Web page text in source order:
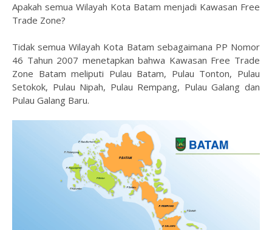
Apakah semua Wilayah Kota Batam menjadi Kawasan Free
Trade Zone?
Tidak semua Wilayah Kota Batam sebagaimana PP Nomor
46 Tahun 2007 menetapkan bahwa Kawasan Free Trade
Zone Batam meliputi Pulau Batam, Pulau Tonton, Pulau
Setokok, Pulau Nipah, Pulau Rempang, Pulau Galang dan
Pulau Galang Baru.